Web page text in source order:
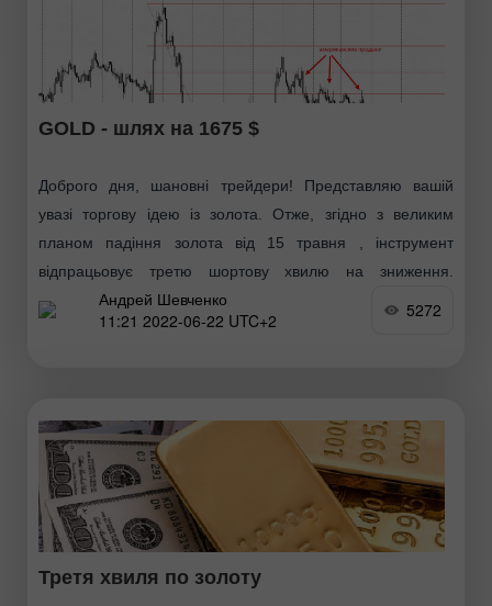
GOLD - шлях на 1675 $
Доброго дня, шановні трейдери! Представляю вашій
увазі торгову ідею із золота. Отже, згідно з великим
планом падіння золота від 15 травня , інструмент
відпрацьовує третю шортову хвилю на зниження.
Останні
Андрей Шевченко
11:21 2022-06-22 UTC+2
5272
Третя хвиля по золоту